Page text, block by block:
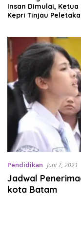
Insan Dimulai, Ketua
Kepri Tinjau
Pendidikan Juni 7, 2021
Jadwal
kota Batam